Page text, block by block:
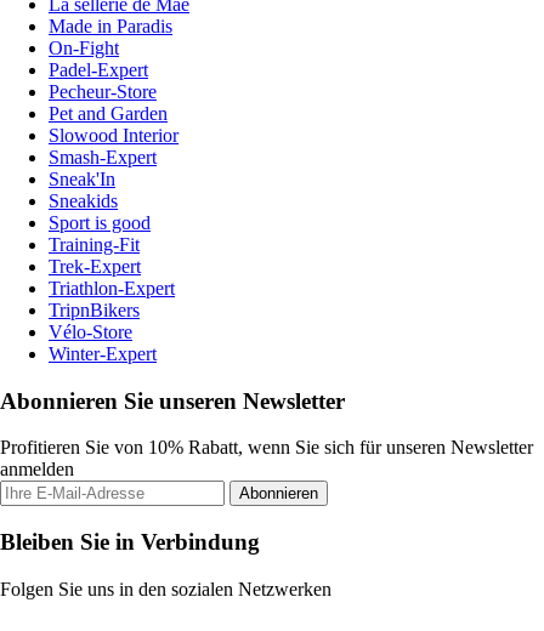
La sellerie de Maé
Made in Paradis
On-Fight
Padel-Expert
Pecheur-Store
Pet and Garden
Slowood Interior
Smash-Expert
Sneak'In
Sneakids
Sport is good
Training-Fit
Trek-Expert
Triathlon-Expert
TripnBikers
Vélo-Store
Winter-Expert
Abonnieren Sie unseren Newsletter
Profitieren Sie von 10% Rabatt, wenn Sie sich für unseren Newsletter
anmelden
Abonnieren
Bleiben Sie in Verbindung
Folgen Sie uns in den sozialen Netzwerken